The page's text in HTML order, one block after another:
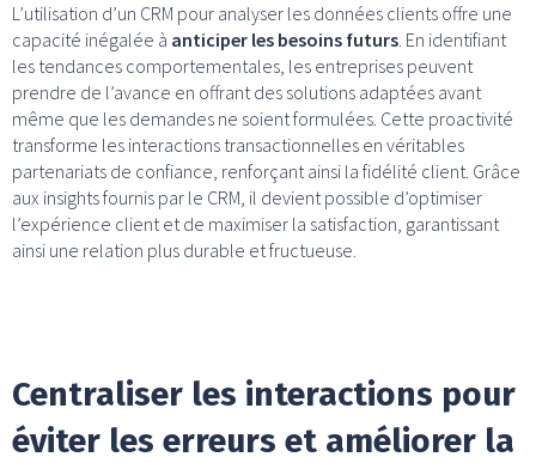
L’utilisation d’un CRM pour analyser les données clients offre une
capacité inégalée à anticiper les besoins futurs. En identifiant
les tendances comportementales, les entreprises peuvent
prendre de l’avance en offrant des solutions adaptées avant
même que les demandes ne soient formulées. Cette proactivité
transforme les interactions transactionnelles en véritables
partenariats de confiance, renforçant ainsi la fidélité client. Grâce
aux insights fournis par le CRM, il devient possible d’optimiser
l’expérience client et de maximiser la satisfaction, garantissant
ainsi une relation plus durable et fructueuse.
Centraliser les interactions pour
éviter les erreurs et améliorer la